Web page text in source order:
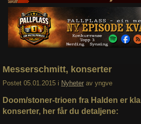
Om oss
Abonner
Søk
Messerschmitt, konserter
Postet 05.01.2015 i Nyheter av yngve
Doom/stoner-trioen fra Halden er
konserter, her får du detaljene: